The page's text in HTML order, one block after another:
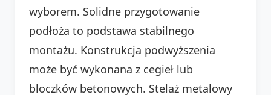
wyborem. Solidne przygotowanie
podłoża to podstawa stabilnego
montażu. Konstrukcja podwyższenia
może być wykonana z cegieł lub
bloczków betonowych. Stelaż metalowy